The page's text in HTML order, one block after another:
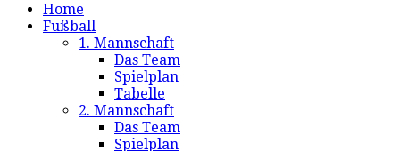
Home
Fußball
1. Mannschaft
Das Team
Spielplan
Tabelle
2. Mannschaft
Das Team
Spielplan